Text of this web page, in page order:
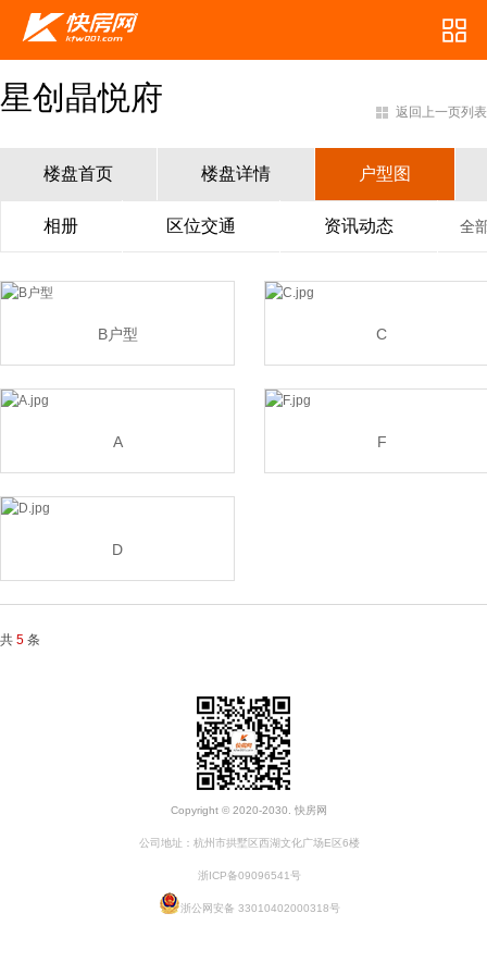
星创晶悦府 返回上一页列表
楼盘首页 楼盘详情 户型图
相册 区位交通 资讯动态 全
B户型 C
A F
D
共 5 条
Copyright © 2020-2030. 快房网
公司地址：杭州市拱墅区西湖文化广场E区6楼
浙ICP备09096541号
浙公网安备 33010402000318号